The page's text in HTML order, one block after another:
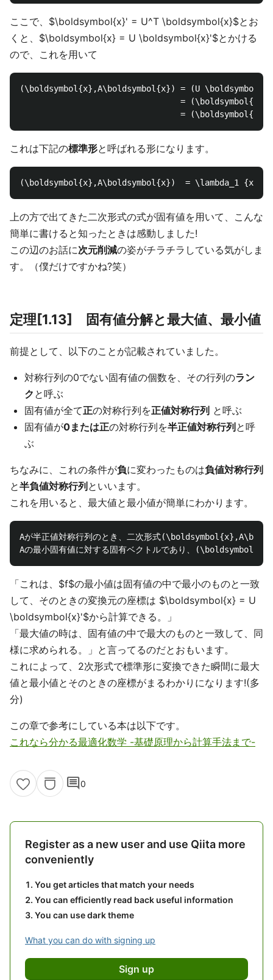
ここで、$\boldsymbol{x}' = U^T \boldsymbol{x}$とお
くと、$\boldsymbol{x} = U \boldsymbol{x}'$とかける
ので、これを用いて
(\boldsymbol{x},A\boldsymbol{x}) = (U
=
これは下記の標準形と呼ばれる形になります。
上の方で出てきた二次形式の式が固有値を用いて、こんな
簡単に書けると知ったときは感動しました!
この辺のお話に次元削減の姿がチラチラしている気がしま
す。（僕だけですかね?笑）
定理[1.13] 固有値分解と最大値、最小値
前提として、以下のことが記載されていました。
対称行列の0でない固有値の個数を、その行列のラン
ク と呼ぶ
固有値が全て正の対称行列を正値対称行列 と呼ぶ
固有値が0または正の対称行列を半正値対称行列 と呼
ぶ
ちなみに、これの条件が負に変わったものは負値対称行列
と半負値対称行列 といいます。
これを用いると、最大値と最小値が簡単にわかります。
Aが半正値対称行列のとき、二次形式
「これは、$f$の最小値は固有値の中で最小のものと一致
して、そのときの変換元の座標は $\boldsymbol{x} = U
\boldsymbol{x}'$から計算できる。」
「最大値の時は、固有値の中で最大のものと一致して、同
様に求められる。」と言ってるのだとおもいます。
これによって、2次形式で標準形に変換できた瞬間に最大
値と最小値とそのときの座標がまるわかりになります!(多
分)
この章で参考にしている本は以下です。
これなら分かる最適化数学 -基礎原理から計算手法まで-
comment0
Register as a new user and use Qiita more
conveniently
You get articles that match your needs
You can efficiently read back useful information
You can use dark theme
What you can do with signing up
Sign up